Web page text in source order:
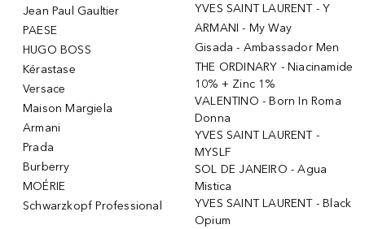
Jean Paul Gaultier
PAESE
HUGO BOSS
Kérastase
Versace
Maison Margiela
Armani
Prada
Burberry
MOÉRIE
Schwarzkopf Professional
YVES SAINT LAURENT - Y
ARMANI - My Way
Gisada - Ambassador Men
THE ORDINARY - Niacinamide
10% + Zinc 1%
VALENTINO - Born In Roma
Donna
YVES SAINT LAURENT -
MYSLF
SOL DE JANEIRO - Agua
Mistica
YVES SAINT LAURENT - Black
Opium